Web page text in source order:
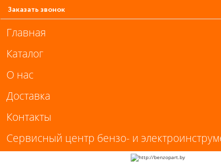
Заказать звонок
Главная
Каталог
О нас
Доставка
Контакты
Сервисный центр бензо- и